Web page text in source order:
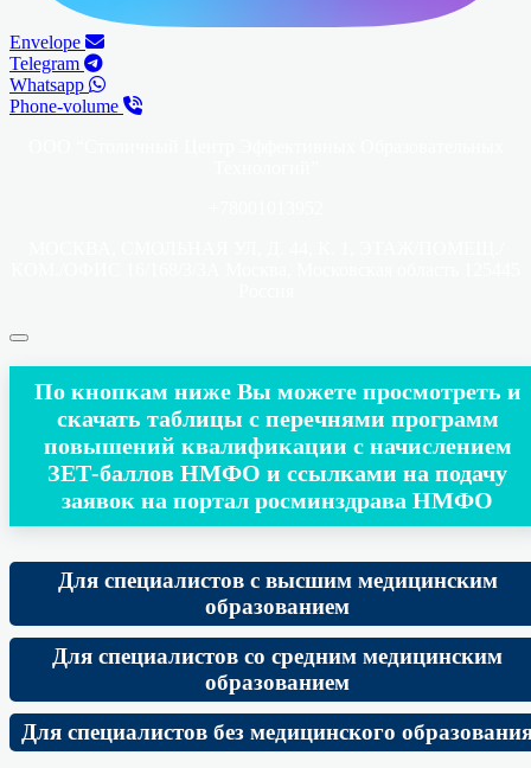
Envelope
Telegram
Whatsapp
Phone-volume
По кнопкам ниже Вы можете просмотреть и
скачать таблицы с перечнями программ
повышений квалификации с начислением
ЗЕТ-баллов НМФО и ссылками на подачу
заявок на портал росминздрава НМФО
Для специалистов с высшим медицинским
образованием
Для специалистов со средним медицинским
образованием
Для специалистов без медицинского